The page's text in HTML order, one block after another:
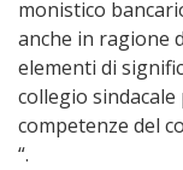
monistico
anche in ragione
elementi di
collegio
competenze del
“.